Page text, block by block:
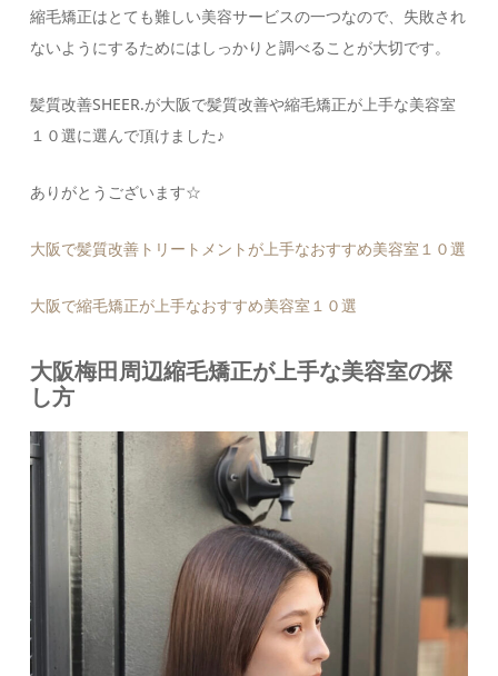
縮毛矯正はとても難しい美容サービスの一つなので、失敗され
ないようにするためにはしっかりと調べることが大切です。
髪質改善SHEER.が大阪で髪質改善や縮毛矯正が上手な美容室
１０選に選んで頂けました♪
ありがとうございます☆
大阪で髪質改善トリートメントが上手なおすすめ美容室１０選
大阪で縮毛矯正が上手なおすすめ美容室１０選
大阪梅田周辺縮毛矯正が上手な美容室の探
し方